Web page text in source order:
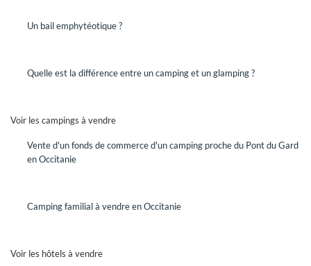
Vous êtes propriétaire d'un hôtel ou d'un camping et vous
DEMANDEZ UN RENDEZ-VOUS
votre projet de vente.
ENTREPRISE SUR LE MARCHÉ,
Faites établir une évaluation de la valeur de votre hôtel ou
de votre camping par des professionnels spécialisés.
Un bail emphytéotique ?
Quelle est la différence entre un camping et un glamping ?
Voir les campings à vendre
Vente d'un fonds de commerce d'un camping proche du Pont du Gard
en Occitanie
Camping familial à vendre en Occitanie
Voir les hôtels à vendre